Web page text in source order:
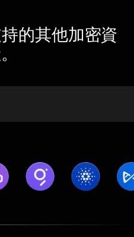
的其他加密資